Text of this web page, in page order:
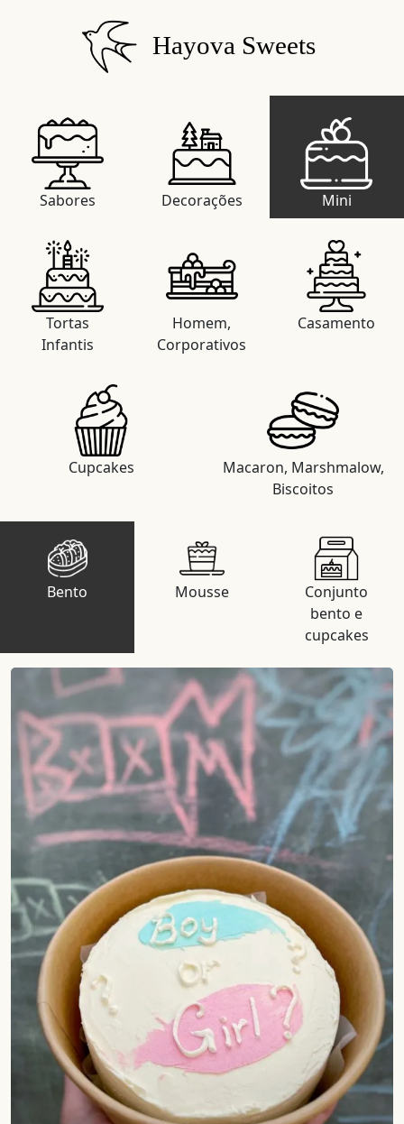
Hayova Sweets
Sabores Decorações Mini
Tortas
Infantis
Homem,
Corporativos
Casamento
Cupcakes
Macaron, Marshmalow,
Biscoitos
Bento Mousse
Conjunto
bento e
cupcakes